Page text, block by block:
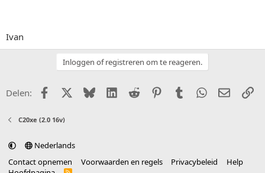
Ivan
Inloggen of registreren om te reageren.
Delen: FacebookX (Twitter)
BlueskyLinkedIn
Reddit PinterestTumblr WhatsApp
E-mail
C20xe (2.0 16v)
Nederlands
Contact opnemen
Voorwaarden en regels Privacybeleid
Help